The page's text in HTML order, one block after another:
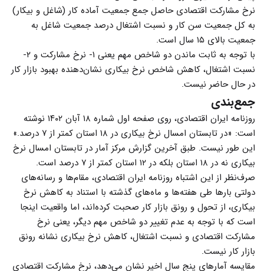
نرخ مشارکت اقتصادی حاصل جمع جمعیت آماده کار (شاغل و بیکار)
به کل جمعیت سن کار و نسبت اشتغال درصد جمعیت شاغل به
جمعیت بالای ۱۵ سال است.
با توجه به ثابت ماندن دو شاخص مهم یعنی ۱- نرخ مشارکت و ۲-
نسبت اشتغال، کاهش شاخص نرخ بیکاری نشان‌دهنده بهبود بازار کار
در حال حاضر نیست.
جمع‌بندی
روزنامه ایران اقتصادی، روی صفحه اول شماره ۱۸ آبان ۱۴۰۲ نوشته
است: «در تابستان امسال نرخ بیکاری در ۱۸ استان کمتر از ۷ درصد.»
این طور نیست. طبق آخرین گزارش مرکز آمار در تابستان امسال نرخ
بیکاری نه در ۱۸ استان بلکه در ۱۲ استان کمتر از ۷ درصد است.
صرف‌نظر از این اشتباه روزنامه ایران اقتصادی، مقام‌ها و رسانه‌های
دولتی بارها طی هفته‌ها و ماه‌های گذشته با استناد به کاهش نرخ
بیکاری، از تحول و رونق بازار کار صحبت کرده‌اند، اما واقعیت اینجا
است که با توجه به عدم تغییر دو شاخص مهم دیگر، یعنی نرخ
مشارکت اقتصادی و نسبت اشتغال، کاهش نرخ بیکاری نشانه رونق
بازار کار نیست.
مقایسه آمارهای پنج سال اخیر نشان می‌دهد، نرخ مشارکت اقتصادی